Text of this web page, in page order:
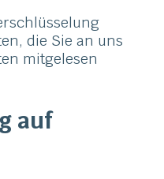
die Sie an uns
mitgelesen
auf